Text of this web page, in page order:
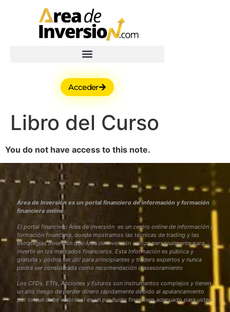
Acceder
Libro del Curso
You do not have access to this note.
Área de Inversión es un portal financiero de información y formación
financiera online
El portal financiero Área de Inversión es un centro online de información y
formación financiera, donde mostramos las técnicas de trading y las
estrategias inversión que Área de Inversión utiliza personalmente para
invertir en los mercados financieros. Esta Información es pública y
gratuita y podría ser útil para principiantes y traders expertos y nunca
podrá ser considerada como recomendación o asesoramiento
Los CFDs, ETfs, Acciones y Futuros son instrumentos complejos y tienen
un alto riesgo de perder dinero rápidamente debido al apalancamiento
por lo que debe valorar si es un producto financiero adecuado para usted